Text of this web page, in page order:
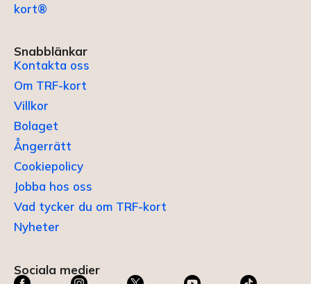
kort®
Snabblänkar
Kontakta oss
Om TRF-kort
Villkor
Bolaget
Ångerrätt
Cookiepolicy
Jobba hos oss
Vad tycker du om TRF-kort
Nyheter
Sociala medier